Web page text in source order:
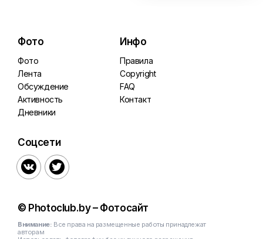
Фото
Фото
Лента
Обсуждение
Активность
Дневники
Инфо
Правила
Copyright
FAQ
Контакт
Соцсети
 
© Photoclub.by – Фотосайт
Внимание: Все права на размещенные работы принадлежат
авторам